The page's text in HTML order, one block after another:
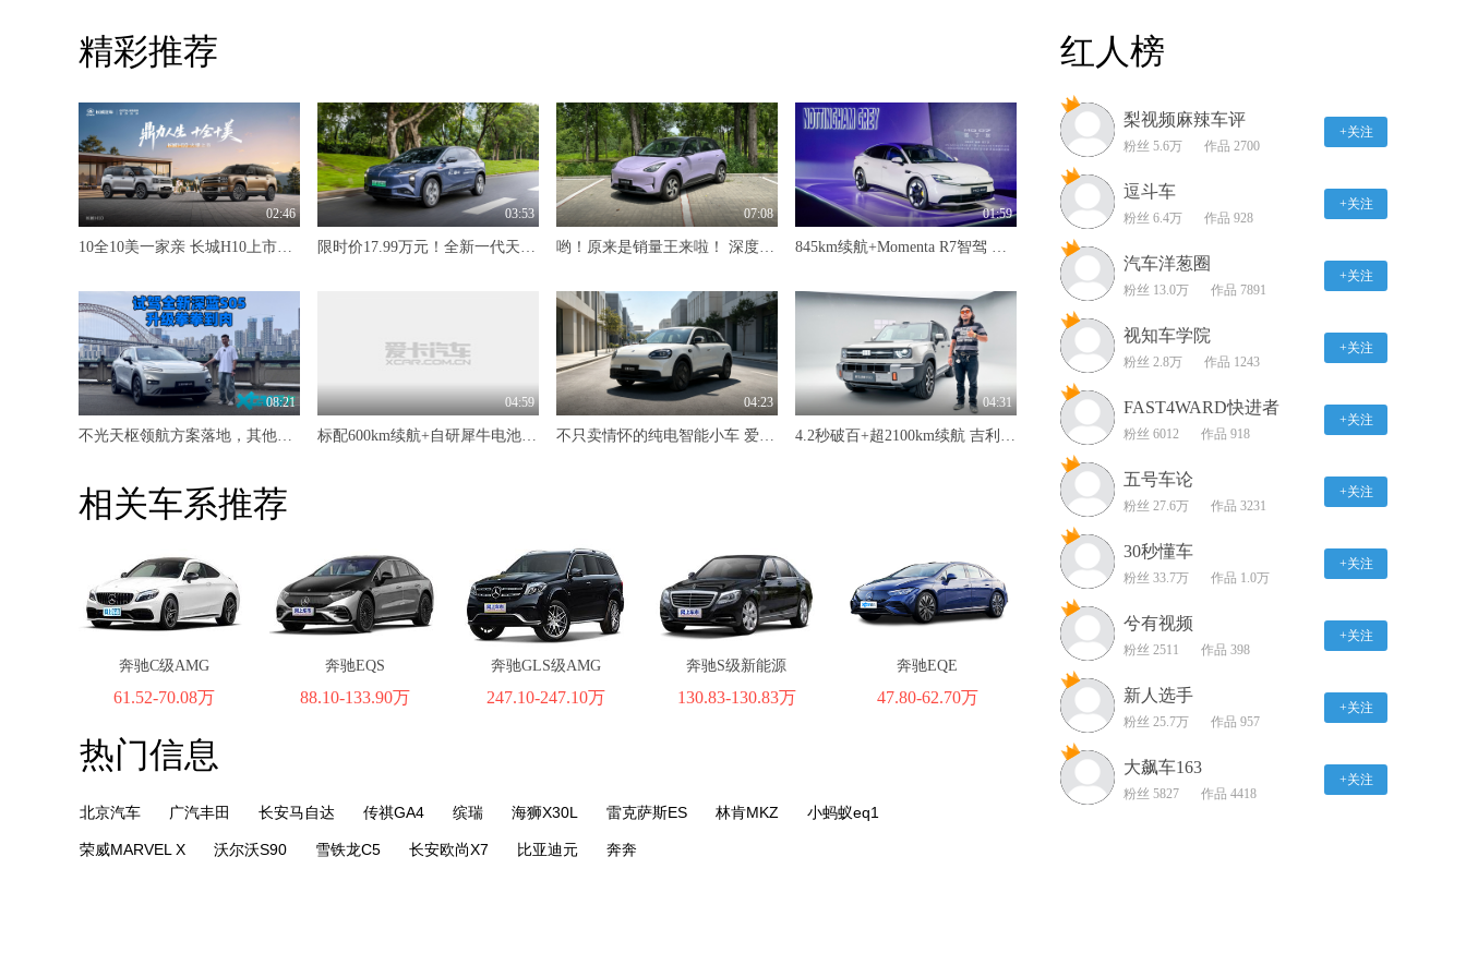
2018款奔驰S级 内饰展示
01:02
2018款奔驰S级 盲点辅助
2018款奔驰S级 驾驶模式
展示
示
2018款奔驰S级 灯光展示
03:13
2018款奔驰S级 导航系统
02:09
奔驰CLA级 氛围灯展示
精彩推荐
02:46
10全10美一家亲 长城H10上市限时20.18万元起
03:53
限时价17.99万元！全新一代天工08 670 Max重磅上市，限时六重大礼
07:08
哟！原来是销量王来啦！ 深度试驾吉利星愿
01:59
845km续航+Momenta R7智驾 MG07预售12.59万-16.59万
08:21
不光天枢领航方案落地，其他升级也是拳拳到肉 试驾全新深蓝S05
04:59
标配600km续航+自研犀牛电池 抢先体验奇瑞风云T7
04:23
不只卖情怀的纯电智能小车 爱卡深度试驾奇瑞QQ3
04:31
4.2秒破百+超2100km续航 吉利银河战舰700硬派SUV实力出圈
相关车系推荐
奔驰C级AMG
61.52-70.08万
奔驰EQS
88.10-133.90万
奔驰GLS级AMG
247.10-247.10万
奔驰S级新能源
130.83-130.83万
奔驰EQE
47.80-62.70万
热门信息
北京汽车 广汽丰田 长安马自达 传祺GA4 缤瑞 海狮X30L 雷克萨斯ES 林肯MKZ 小蚂蚁eq1
荣威MARVEL X 沃尔沃S90 雪铁龙C5 长安欧尚X7 比亚迪元 奔奔
红人榜
梨视频麻辣车评
粉丝 5.6万 作品 2700
+关注
逗斗车
粉丝 6.4万 作品 928
+关注
汽车洋葱圈
粉丝 13.0万 作品 7891
+关注
视知车学院
粉丝 2.8万 作品 1243
+关注
FAST4WARD快进者
粉丝 6012 作品 918
+关注
五号车论
粉丝 27.6万 作品 3231
+关注
30秒懂车
粉丝 33.7万 作品 1.0万
+关注
兮有视频
粉丝 2511 作品 398
+关注
新人选手
粉丝 25.7万 作品 957
+关注
大飙车163
粉丝 5827 作品 4418
+关注